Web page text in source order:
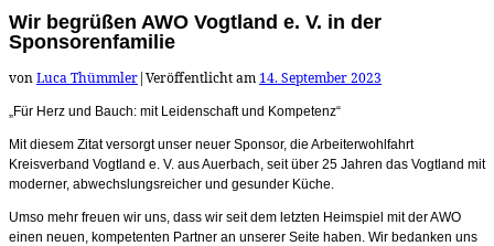
Wir begrüßen AWO Vogtland e. V. in der
Sponsorenfamilie
vonLuca Thümmler|Veröffentlicht am 14. September 2023
„Für Herz und Bauch: mit Leidenschaft und Kompetenz“
Mit diesem Zitat versorgt unser neuer Sponsor, die Arbeiterwohlfahrt
Kreisverband Vogtland e. V. aus Auerbach, seit über 25 Jahren das Vogtland mit
moderner, abwechslungsreicher und gesunder Küche.
Umso mehr freuen wir uns, dass wir seit dem letzten Heimspiel mit der AWO
einen neuen, kompetenten Partner an unserer Seite haben. Wir bedanken uns